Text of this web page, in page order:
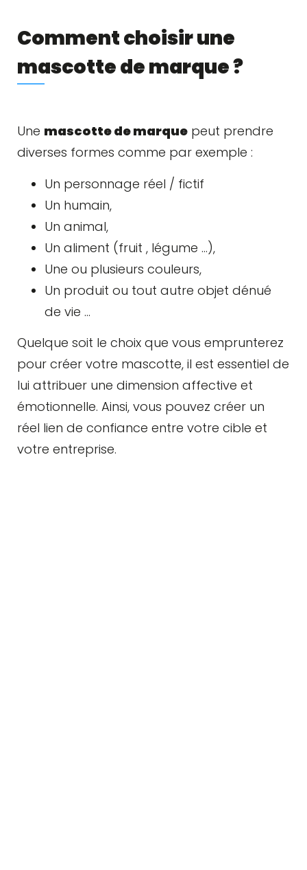
Comment choisir une
mascotte de marque ?
Une mascotte de marque peut prendre
diverses formes comme par exemple :
Un personnage réel / fictif
Un humain,
Un animal,
Un aliment (fruit , légume …),
Une ou plusieurs couleurs,
Un produit ou tout autre objet dénué
de vie …
Quelque soit le choix que vous emprunterez
pour créer votre mascotte, il est essentiel de
lui attribuer une dimension affective et
émotionnelle. Ainsi, vous pouvez créer un
réel lien de confiance entre votre cible et
votre entreprise.